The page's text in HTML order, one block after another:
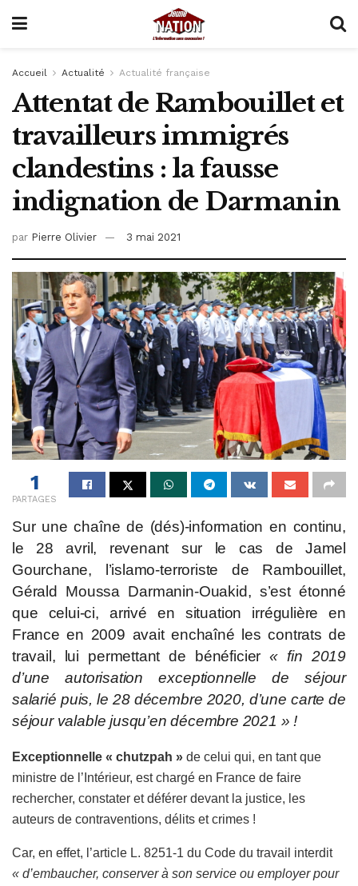
Accueil Actualité Actualité française
Attentat de Rambouillet et
travailleurs immigrés
clandestins : la fausse
indignation de Darmanin
par Pierre Olivier 3 mai 2021
1
PARTAGES
Sur une chaîne de (dés)-information en continu,
le 28 avril, revenant sur le cas de Jamel
Gourchane, l’islamo-terroriste de Rambouillet,
Gérald Moussa Darmanin-Ouakid, s’est étonné
que celui-ci, arrivé en situation irrégulière en
France en 2009 avait enchaîné les contrats de
travail, lui permettant de bénéficier« fin 2019
d’une autorisation exceptionnelle de séjour
salarié puis, le 28 décembre 2020, d’une carte de
séjour valable jusqu’en décembre 2021 » !
Exceptionnelle « chutzpah » de celui qui, en tant que
ministre de l’Intérieur, est chargé en France de faire
rechercher, constater et déférer devant la justice, les
auteurs de contraventions, délits et crimes !
Car, en effet, l’article L. 8251-1 du Code du travail interdit
« d’embaucher, conserver à son service ou employer pour